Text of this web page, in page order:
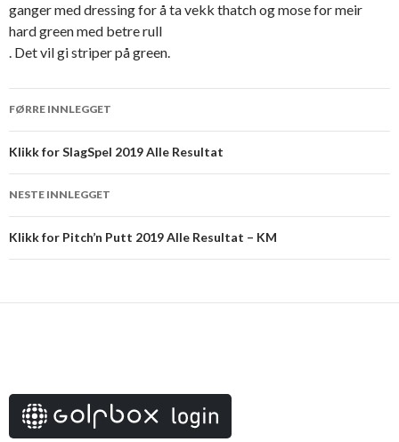
ganger med dressing for å ta vekk thatch og mose for meir
hard green med betre rull
. Det vil gi striper på green.
Innleggsnavigering
FØRRE INNLEGGET
Klikk for SlagSpel 2019 Alle Resultat
NESTE INNLEGGET
Klikk for Pitch’n Putt 2019 Alle Resultat – KM